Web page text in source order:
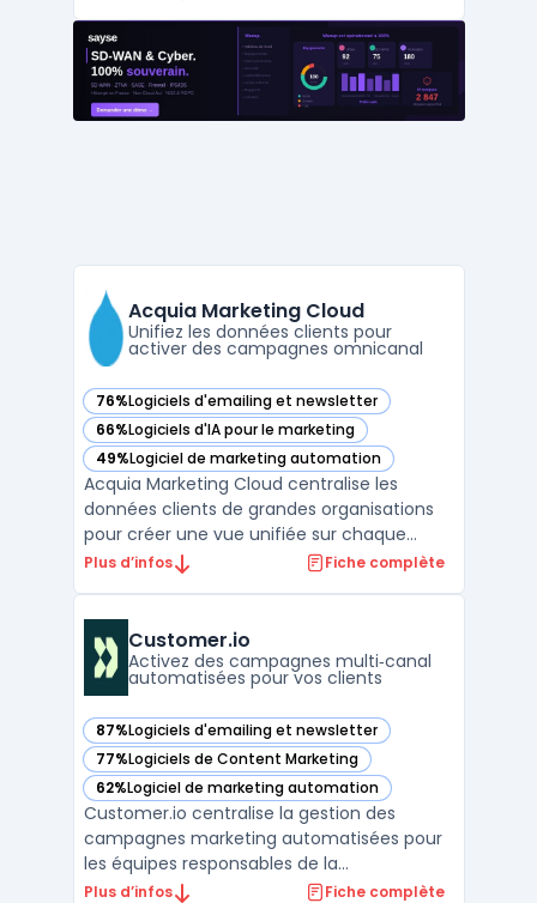
organiser la génération, le suivi et la
qualification des prospects tout en
connectant campagnes ...
Acquia Marketing Cloud
Unifiez les données clients pour
activer des campagnes omnicanal
76%Logiciels d'emailing et newsletter
— voir Acquia Marketing Cloud dans cette catégorie
66%Logiciels d'IA pour le marketing
— voir Acquia Marketing Cloud dans cette catégorie
49%Logiciel de marketing automation
— voir Acquia Marketing Cloud dans cette catégorie
Acquia Marketing Cloud centralise les
données clients de grandes organisations
pour créer une vue unifiée sur chaque
contact. Face à une multiplication des
informations provenant de sources en
ligne, hors ligne ou de ...
Plus d’infos Fiche complète
Customer.io
Activez des campagnes multi‑canal
automatisées pour vos clients
87%Logiciels d'emailing et newsletter
— voir Customer.io dans cette catégorie
77%Logiciels de Content Marketing
— voir Customer.io dans cette catégorie
62%Logiciel de marketing automation
— voir Customer.io dans cette catégorie
Customer.io centralise la gestion des
campagnes marketing automatisées pour
les équipes responsables de la
communication sur plusieurs canaux. Ce
Plus d’infos Fiche complète